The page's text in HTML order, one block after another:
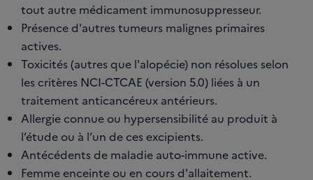
tout autre médicament immunosuppresseur.
Présence d'autres tumeurs malignes primaires
actives.
Toxicités (autres que l'alopécie) non résolues selon
les critères NCI-CTCAE (version 5.0) liées à un
traitement anticancéreux antérieurs.
Allergie connue ou hypersensibilité au produit à
l’étude ou à l’un de ces excipients.
Antécédents de maladie auto-immune active.
Femme enceinte ou en cours d'allaitement.